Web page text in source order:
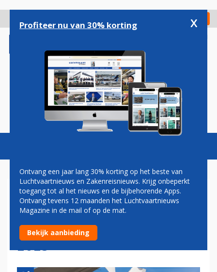
gaan
Check in
Magazine Podcasts Vacatures
BRUSSELS AIRLINES
VERWACHT RECORDDRUKTE
TIJDENS ZOMERVAKANTIE
2025
Profiteer nu van 30% korting x
Ontvang een jaar lang 30% korting op het beste van
Luchtvaartnieuws en Zakenreisnieuws. Krijg onbeperkt
toegang tot al het nieuws en de bijbehorende Apps.
Ontvang tevens 12 maanden het Luchtvaartnieuws
Magazine in de mail of op de mat.
Bekijk aanbieding